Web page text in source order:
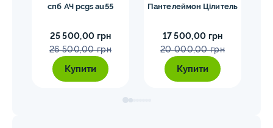
спб АЧ pcgs au55
25 500,00 грн
26 500,00 грн
Купити
Пантелеймон Цілитель
17 500,00 грн
20 000,00 грн
Купити